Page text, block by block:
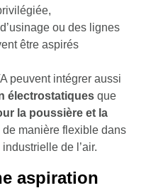
ou des lignes
être aspirés
peuvent intégrer aussi
électrostatiques que
la poussière et la
manière flexible dans
de l’air.
aspiration